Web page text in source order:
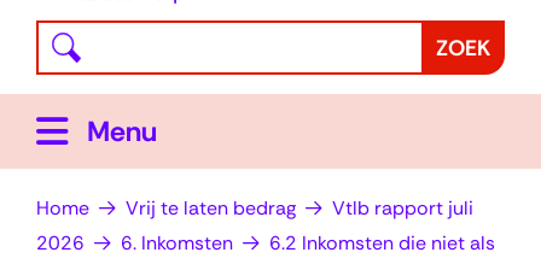
toegestaan
Waar
bent
naar
op
zoek?
ZOEK
Menu
Home Vrij te laten bedrag
Vtlb rapport juli
2026
6. Inkomsten
6.2 Inkomsten die niet als